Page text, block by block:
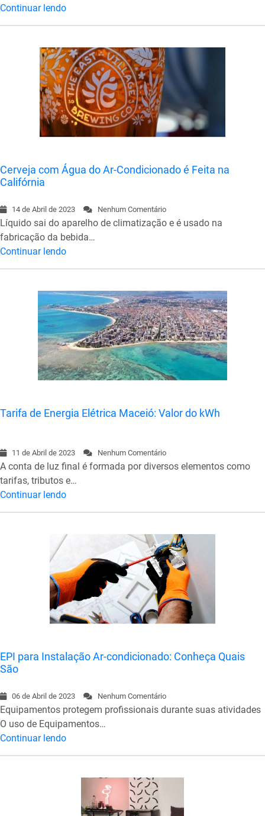
Continuar lendo
Cerveja com Água do Ar-Condicionado é Feita na
Califórnia
14 de Abril de 2023 Nenhum Comentário
Líquido sai do aparelho de climatização e é usado na
fabricação da bebida…
Continuar lendo
Tarifa de Energia Elétrica Maceió: Valor do kWh
11 de Abril de 2023 Nenhum Comentário
A conta de luz final é formada por diversos elementos como
tarifas, tributos e…
Continuar lendo
EPI para Instalação Ar-condicionado: Conheça Quais
São
06 de Abril de 2023 Nenhum Comentário
Equipamentos protegem profissionais durante suas atividades
O uso de Equipamentos…
Continuar lendo